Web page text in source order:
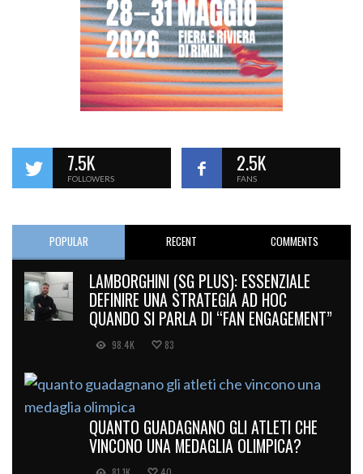
7.5K
FOLLOWERS
2.5K
FANS
POPULAR RECENT COMMENTS
LAMBORGHINI (SG PLUS): ESSENZIALE
DEFINIRE UNA STRATEGIA AD HOC
QUANDO SI PARLA DI “FAN ENGAGEMENT”
98.4K 83
QUANTO GUADAGNANO GLI ATLETI CHE
VINCONO UNA MEDAGLIA OLIMPICA?